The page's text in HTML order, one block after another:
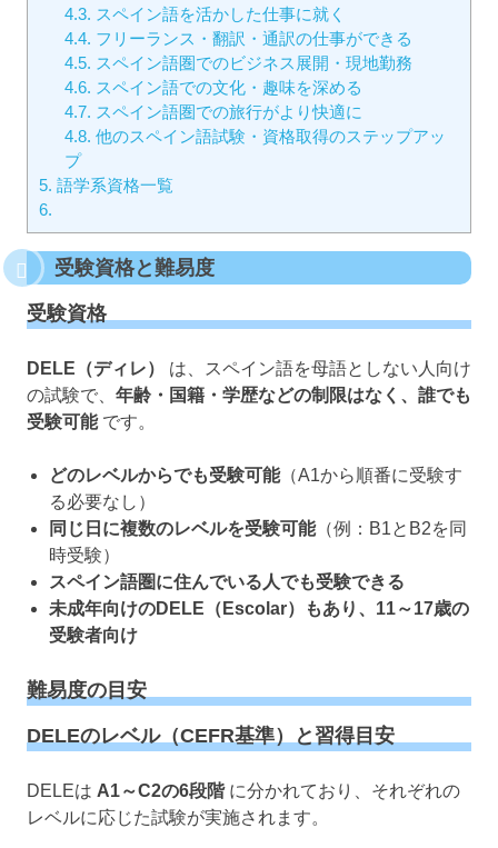
4.3. スペイン語を活かした仕事に就く
4.4. フリーランス・翻訳・通訳の仕事ができる
4.5. スペイン語圏でのビジネス展開・現地勤務
4.6. スペイン語での文化・趣味を深める
4.7. スペイン語圏での旅行がより快適に
4.8. 他のスペイン語試験・資格取得のステップアッ
プ
5. 語学系資格一覧
6.
受験資格と難易度
受験資格
DELE（ディレ）
は、スペイン語を母語としない人向け
の試験で、 年齢・国籍・学歴などの制限はなく、誰でも
受験可能です。
どのレベルからでも受験可能（A1から順番に受験す
る必要なし）
同じ日に複数のレベルを受験可能（例：B1とB2を同
時受験）
スペイン語圏に住んでいる人でも受験できる
未成年向けのDELE（Escolar）もあり、11～17歳の
受験者向け
難易度の目安
DELEのレベル（CEFR基準）と習得目安
DELEは A1～C2の6段階に分かれており、それぞれの
レベルに応じた試験が実施されます。